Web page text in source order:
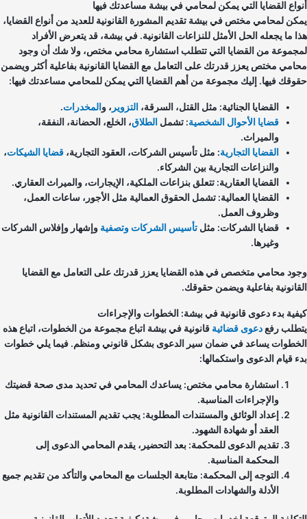
القضايا التي يمكن لمحامي في بيشة مساعدتك فيها
لمحامي مختص في بيشة تقديم المشورة القانونية للعديد من أنواع القضايا،
ما يجعله الحل الأمثل للنزاعات القانونية. في بيشة، قد يتعرض الأفراد
من القضايا التي تتطلب استشارة محامي مختص، ولا شك أن وجود
مختص يعزز قدرتك على التعامل مع القضايا القانونية بفاعلية أكثر ويضمن
فيها. إليك مجموعة من أهم القضايا التي يمكن للمحامي مساعدتك فيها:
القضايا الجنائية: مثل القتل، السرقة،التزوير، و المخدرات.
قضايا الأحوال الشخصية: تشملالطلاق، الخلع، الحضانة، النفقة،
والميراث.
القضايا التجارية: مثل تأسيس الشركات، العقود التجارية،قضايا الشيكات،
والنزاعات التجارية بين الشركاء.
القضايا العقارية: تتعلق بنزاعات الملكية، الإيجارات، والميراث العقاري.
القضايا العمالية: تشمل الحقوق العمالية مثل الأجور، ساعات العمل،
وظروف العمل.
قضايا الشركات: مثلتأسيس الشركاتوتصفيةوإشهار وإفلاس الشركات
وغيرها.
محامي متخصص في هذه القضايا يعزز قدرتك على التعامل مع القضايا
بفاعلية ويضمن حقوقك.
بدء دعوى قانونية في بيشة: الخطوات والإجراءات
رفعدعوى قضائيةقانونية في بيشة اتباع مجموعة من الخطوات، اتباع هذه
يساعد في ضمان سير الدعوى بشكل قانوني ومنظم. فيما يلي خطوات
قيام الدعوى واستكمالها:
استشارة محامي مختص: يساعدك المحامي في تحديد مدى صحة قضيتك
والإجراءات المناسبة.
إعداد الوثائق والمستندات المطلوبة: يجب تقديم المستندات القانونية مثل
العقد أو شهادة الشهود.
تقديم الدعوى للمحكمة: بعد التحضير، يقدم المحامي الدعوى إلى
المحكمة المناسبة.
التوجه إلى المحكمة: متابعة الجلسات مع المحامي والتأكد من تقديم جميع
الأدلة والشهادات المطلوبة.